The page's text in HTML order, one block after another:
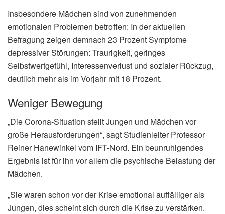
Insbesondere Mädchen sind von zunehmenden
emotionalen Problemen betroffen: In der aktuellen
Befragung zeigen demnach 23 Prozent Symptome
depressiver Störungen: Traurigkeit, geringes
Selbstwertgefühl, Interessenverlust und sozialer Rückzug,
deutlich mehr als im Vorjahr mit 18 Prozent.
Weniger Bewegung
„Die Corona-Situation stellt Jungen und Mädchen vor
große Herausforderungen“, sagt Studienleiter Professor
Reiner Hanewinkel vom IFT-Nord. Ein beunruhigendes
Ergebnis ist für ihn vor allem die psychische Belastung der
Mädchen.
„Sie waren schon vor der Krise emotional auffälliger als
Jungen, dies scheint sich durch die Krise zu verstärken.